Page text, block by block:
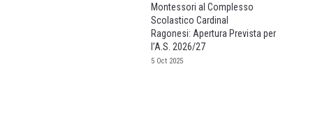
Montessori al Complesso
Scolastico Cardinal
Ragonesi: Apertura Prevista per
l’A.S. 2026/27
5 Oct 2025